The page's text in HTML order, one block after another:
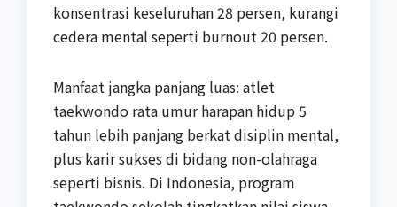
konsentrasi keseluruhan 28 persen, kurangi
cedera mental seperti burnout 20 persen.
Manfaat jangka panjang luas: atlet
taekwondo rata umur harapan hidup 5
tahun lebih panjang berkat disiplin mental,
plus karir sukses di bidang non-olahraga
seperti bisnis. Di Indonesia, program